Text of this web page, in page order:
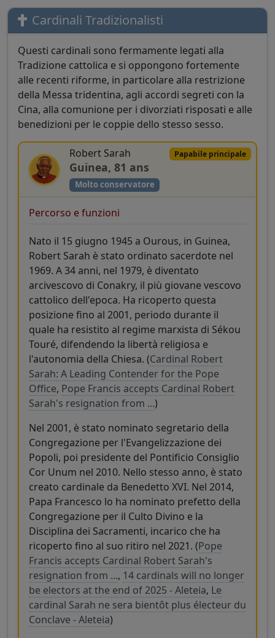
Cardinali Tradizionalisti
Questi cardinali sono fermamente legati alla
Tradizione cattolica e si oppongono fortemente
alle recenti riforme, in particolare alla restrizione
della Messa tridentina, agli accordi segreti con la
Cina, alla comunione per i divorziati risposati e alle
benedizioni per le coppie dello stesso sesso.
Papabile principale
Robert Sarah
Guinea, 81 ans
Molto conservatore
Percorso e funzioni
Nato il 15 giugno 1945 a Ourous, in Guinea,
Robert Sarah è stato ordinato sacerdote nel
1969. A 34 anni, nel 1979, è diventato
arcivescovo di Conakry, il più giovane vescovo
cattolico dell'epoca. Ha ricoperto questa
posizione fino al 2001, periodo durante il
quale ha resistito al regime marxista di Sékou
Touré, difendendo la libertà religiosa e
l'autonomia della Chiesa. (Cardinal Robert
Sarah: A Leading Contender for the Pope
Office, Pope Francis accepts Cardinal Robert
Sarah's resignation from ...)
Nel 2001, è stato nominato segretario della
Congregazione per l'Evangelizzazione dei
Popoli, poi presidente del Pontificio Consiglio
Cor Unum nel 2010. Nello stesso anno, è stato
creato cardinale da Benedetto XVI. Nel 2014,
Papa Francesco lo ha nominato prefetto della
Congregazione per il Culto Divino e la
Disciplina dei Sacramenti, incarico che ha
ricoperto fino al suo ritiro nel 2021. (Pope
Francis accepts Cardinal Robert Sarah's
resignation from ..., 14 cardinals will no longer
be electors at the end of 2025 - Aleteia, Le
cardinal Sarah ne sera bientôt plus électeur du
Conclave - Aleteia)